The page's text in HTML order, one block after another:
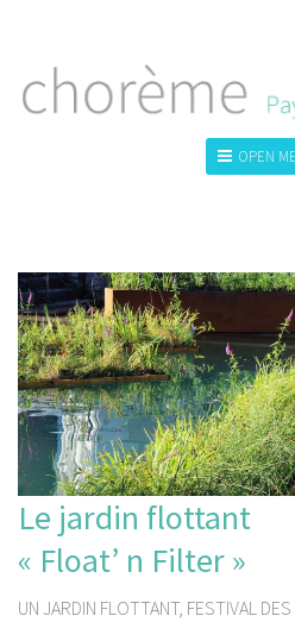
OPEN
Le jardin flottant
« Float’ n Filter »
UN JARDIN FLOTTANT, FESTIVAL